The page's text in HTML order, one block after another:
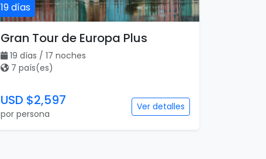
19 días
Gran Tour de Europa Plus
19 días / 17 noches
7 país(es)
USD $2,597
por persona
Ver detalles